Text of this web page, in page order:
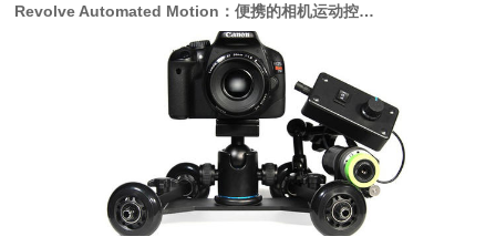
Revolve Automated Motion：便携的相机运动控制系统